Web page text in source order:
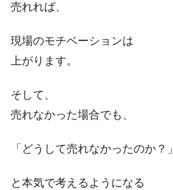
売れれば、
現場のモチベーションは
上がります。
そして、
売れなかった場合でも、
「どうして売れなかったのか？」
と本気で考えるようになる